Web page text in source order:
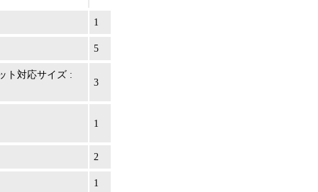
1
5
ト対応サイズ :
3
1
2
1